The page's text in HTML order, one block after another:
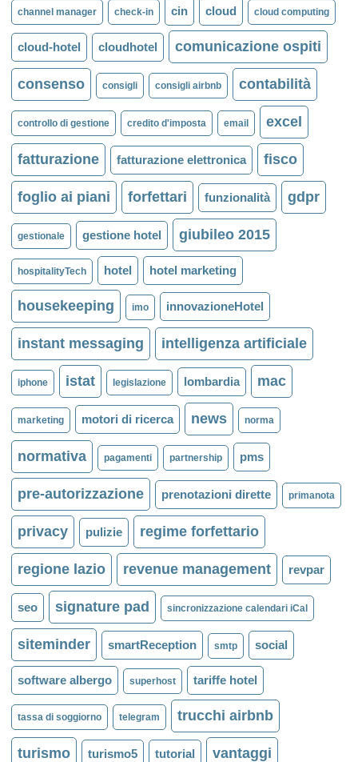
channel manager check-in cin cloud cloud computing
cloud-hotel cloudhotel comunicazione ospiti
consenso consigli consigli airbnb contabilità
controllo di gestione credito d'imposta email excel
fatturazione fatturazione elettronica fisco
foglio ai piani forfettari funzionalità gdpr
gestionale gestione hotel giubileo 2015
hospitalityTech hotel hotel marketing
housekeeping imo innovazioneHotel
instant messaging intelligenza artificiale
iphone istat legislazione lombardia mac
marketing motori di ricerca news norma
normativa pagamenti partnership pms
pre-autorizzazione prenotazioni dirette primanota
privacy pulizie regime forfettario
regione lazio revenue management revpar
seo signature pad sincronizzazione calendari iCal
siteminder smartReception smtp social
software albergo superhost tariffe hotel
tassa di soggiorno telegram trucchi airbnb
turismo turismo5 tutorial vantaggi